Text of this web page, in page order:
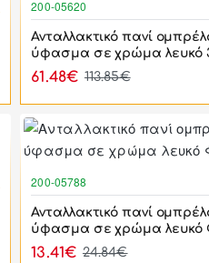
200-05620
Ανταλλακτικό πανί
ύφασμα σε χρώμα λευκό
61.48€ 113.85€
200-05788
Ανταλλακτικό πανί
ύφασμα σε χρώμα λευκό
13.41€ 24.84€